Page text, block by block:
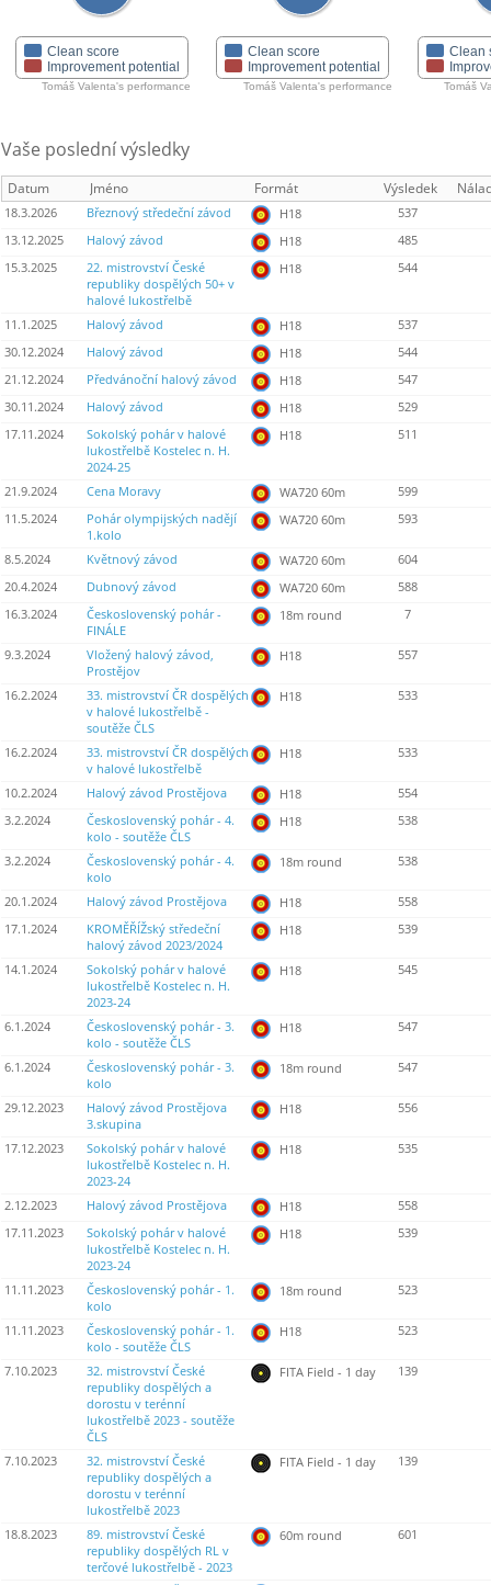
Clean score
Improvement potential
Tomáš Valenta's performance
Clean score
Improvement potential
Tomáš Valenta's performance
Clean
Tomáš
Vaše poslední výsledky
Datum Jméno Formát Výsledek
18.3.2026 Březnový středeční závod H18
537
13.12.2025
Halový závod H18
485
15.3.2025
22. mistrovství České
republiky dospělých 50+ v
halové lukostřelbě
H18 544
11.1.2025 Halový závod H18
537
30.12.2024
Halový závod H18
544
21.12.2024
Předvánoční halový závod H18
547
30.11.2024
Halový závod H18
529
17.11.2024
Sokolský pohár v halové
lukostřelbě Kostelec n. H.
2024-25
H18 511
21.9.2024 Cena Moravy WA720 60m
599
11.5.2024
Pohár olympijských nadějí
1.kolo
WA720 60m 593
8.5.2024 Květnový závod WA720 60m
604
20.4.2024
Dubnový závod WA720 60m
588
16.3.2024
Československý pohár -
FINÁLE
18m round 7
9.3.2024
Vložený halový závod,
Prostějov
H18 557
16.2.2024
33. mistrovství ČR dospělých
v halové lukostřelbě -
soutěže ČLS
H18 533
16.2.2024
33. mistrovství ČR dospělých
v halové lukostřelbě
H18 533
10.2.2024 Halový závod Prostějova H18
554
3.2.2024
Československý pohár - 4.
kolo - soutěže ČLS
H18 538
3.2.2024
Československý pohár - 4.
kolo
18m round 538
20.1.2024 Halový závod Prostějova H18
558
17.1.2024
KROMĚŘÍŽský středeční
halový závod 2023/2024
H18 539
14.1.2024
Sokolský pohár v halové
lukostřelbě Kostelec n. H.
2023-24
H18 545
6.1.2024
Československý pohár - 3.
kolo - soutěže ČLS
H18 547
6.1.2024
Československý pohár - 3.
kolo
18m round 547
29.12.2023
Halový závod Prostějova
3.skupina
H18 556
17.12.2023
Sokolský pohár v halové
lukostřelbě Kostelec n. H.
2023-24
H18 535
2.12.2023 Halový závod Prostějova H18
558
17.11.2023
Sokolský pohár v halové
lukostřelbě Kostelec n. H.
2023-24
H18 539
11.11.2023
Československý pohár - 1.
kolo
18m round 523
11.11.2023
Československý pohár - 1.
kolo - soutěže ČLS
H18 523
7.10.2023
32. mistrovství České
republiky dospělých a
dorostu v terénní
lukostřelbě 2023 - soutěže
ČLS
FITA Field - 1 day 139
7.10.2023
32. mistrovství České
republiky dospělých a
dorostu v terénní
lukostřelbě 2023
FITA Field - 1 day 139
18.8.2023
89. mistrovství České
republiky dospělých RL v
terčové lukostřelbě - 2023
60m round 601